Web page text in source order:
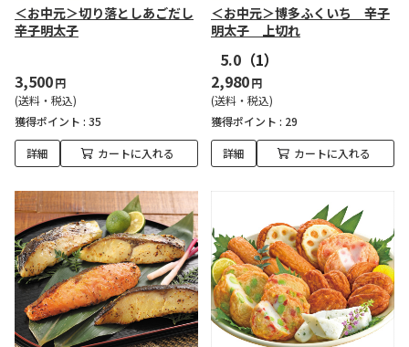
＜お中元＞切り落としあごだし
辛子明太子
3,500円
(送料・税込)
獲得ポイント : 35
詳細 カートに入れる
＜お中元＞博多ふくいち 辛子
明太子 上切れ
5.0 （1）
2,980円
(送料・税込)
獲得ポイント : 29
詳細 カートに入れる